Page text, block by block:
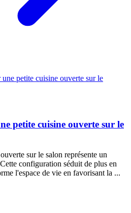
petite cuisine ouverte sur le
sur le salon représente un
configuration séduit de plus en
l'espace de vie en favorisant la ...